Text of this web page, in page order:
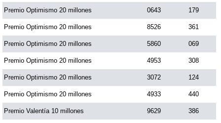
Premio Optimismo 20 millones 0643 179
Premio Optimismo 20 millones 8526 361
Premio Optimismo 20 millones 5860 069
Premio Optimismo 20 millones 4953 308
Premio Optimismo 20 millones 3072 124
Premio Optimismo 20 millones 4933 440
Premio Valentía 10 millones 9629 386